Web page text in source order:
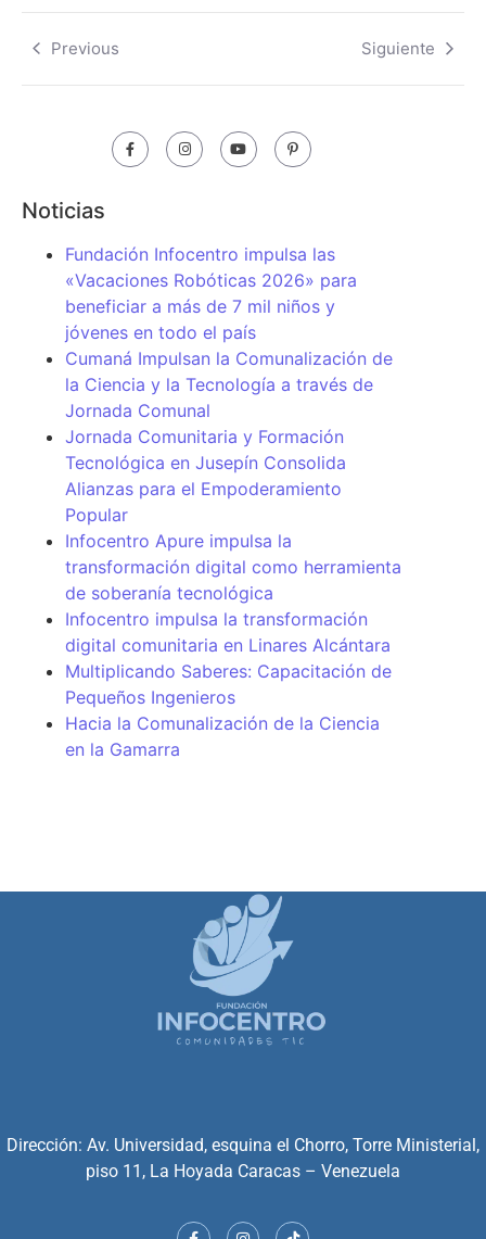
Previous Siguiente
Noticias
Fundación Infocentro impulsa las
«Vacaciones Robóticas 2026» para
beneficiar a más de 7 mil niños y
jóvenes en todo el país
Cumaná Impulsan la Comunalización de
la Ciencia y la Tecnología a través de
Jornada Comunal
Jornada Comunitaria y Formación
Tecnológica en Jusepín Consolida
Alianzas para el Empoderamiento
Popular
Infocentro Apure impulsa la
transformación digital como herramienta
de soberanía tecnológica
Infocentro impulsa la transformación
digital comunitaria en Linares Alcántara
Multiplicando Saberes: Capacitación de
Pequeños Ingenieros
Hacia la Comunalización de la Ciencia
en la Gamarra
Dirección: Av. Universidad, esquina el Chorro, Torre Ministerial,
piso 11, La Hoyada Caracas – Venezuela